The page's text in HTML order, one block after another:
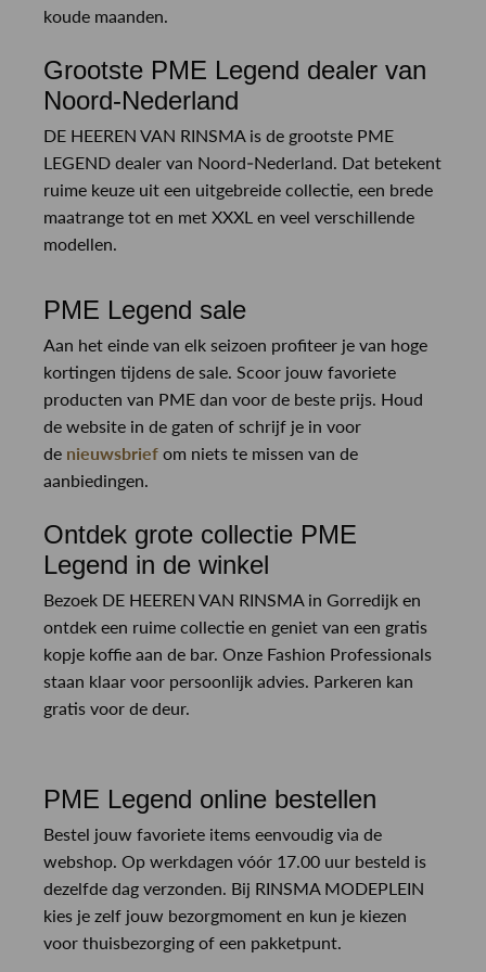
koude maanden.
Grootste PME Legend dealer van
Noord-Nederland
DE HEEREN VAN RINSMA is de grootste PME
LEGEND dealer van Noord-Nederland. Dat betekent
ruime keuze uit een uitgebreide collectie, een brede
maatrange tot en met XXXL en veel verschillende
modellen.
PME Legend sale
Aan het einde van elk seizoen profiteer je van hoge
kortingen tijdens de sale. Scoor jouw favoriete
producten van PME dan voor de beste prijs. Houd
de website in de gaten of schrijf je in voor
de nieuwsbrief om niets te missen van de
aanbiedingen.
Ontdek grote collectie PME
Legend in de winkel
Bezoek DE HEEREN VAN RINSMA in Gorredijk en
ontdek een ruime collectie en geniet van een gratis
kopje koffie aan de bar. Onze Fashion Professionals
staan klaar voor persoonlijk advies. Parkeren kan
gratis voor de deur.
PME Legend online bestellen
Bestel jouw favoriete items eenvoudig via de
webshop. Op werkdagen vóór 17.00 uur besteld is
dezelfde dag verzonden. Bij RINSMA MODEPLEIN
kies je zelf jouw bezorgmoment en kun je kiezen
voor thuisbezorging of een pakketpunt.